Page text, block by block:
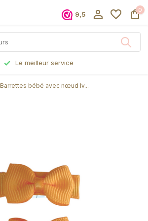
9,5
0
Le meilleur service
Barrettes bébé avec nœud Iv...